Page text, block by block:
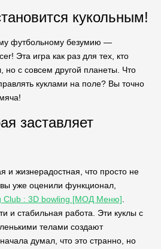
кукольным!
футбольному безумию —
Эта игра как раз для тех, кто
но с совсем другой планеты. Что
куклами на поле? Вы точно
заставляет
и жизнерадостная, что просто не
уже оценили функционал,
Club : 3D bowling [МОД Меню]
и стабильная работа. Эти куклы с
телами создают
думал, что это странно, но